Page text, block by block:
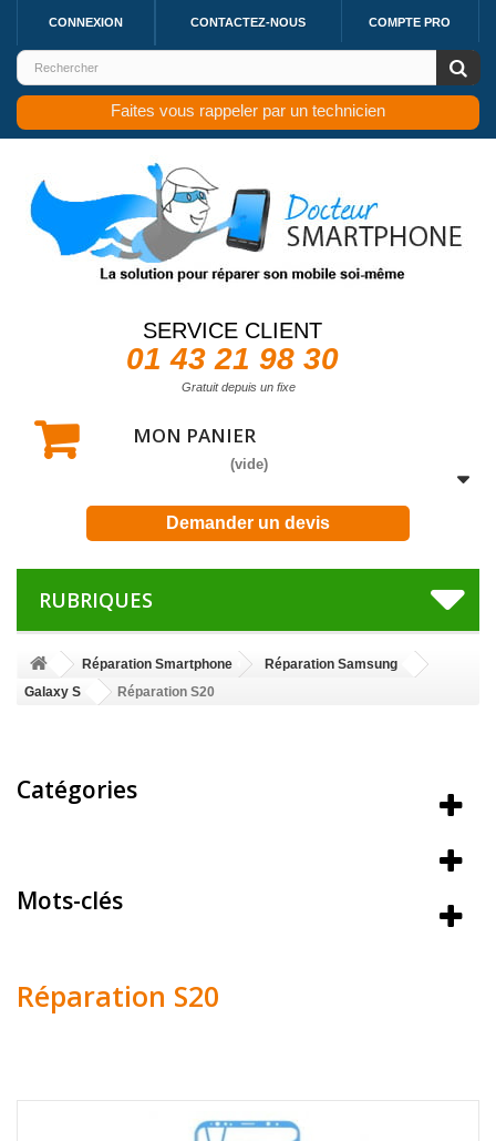
CONNEXION CONTACTEZ-NOUS COMPTE PRO
Faites vous rappeler par un technicien
SERVICE CLIENT
01 43 21 98 30
Gratuit depuis un fixe
MON PANIER
(vide)
Demander un devis
RUBRIQUES
Réparation Smartphone
Réparation Samsung
Galaxy S
Réparation S20
Catégories
Mots-clés
Réparation S20